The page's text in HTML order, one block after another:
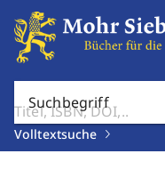
Suchbegriff
Volltextsuche